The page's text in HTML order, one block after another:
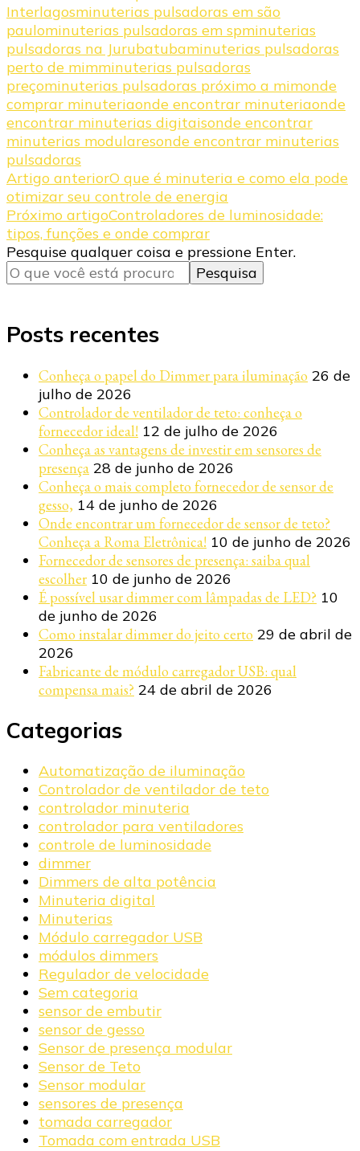
Interlagosminuterias pulsadoras em são
paulominuterias pulsadoras em spminuterias
pulsadoras na Jurubatubaminuterias pulsadoras
perto de mimminuterias pulsadoras
preçominuterias pulsadoras próximo a mimonde
comprar minuteriaonde encontrar minuteriaonde
encontrar minuterias digitaisonde encontrar
minuterias modularesonde encontrar minuterias
pulsadoras
Navegação
de
post
Artigo anteriorO que é minuteria e como ela pode
otimizar seu controle de energia
Próximo artigoControladores de luminosidade:
tipos, funções e onde comprar
Procurando
algo?
Pesquise qualquer coisa e pressione Enter.
Posts recentes
Conheça o papel do Dimmer para iluminação 26 de
julho de 2026
Controlador de ventilador de teto: conheça o
fornecedor ideal! 12 de julho de 2026
Conheça as vantagens de investir em sensores de
presença 28 de junho de 2026
Conheça o mais completo fornecedor de sensor de
gesso, 14 de junho de 2026
Onde encontrar um fornecedor de sensor de teto?
Conheça a Roma Eletrônica! 10 de junho de 2026
Fornecedor de sensores de presença: saiba qual
escolher 10 de junho de 2026
É possível usar dimmer com lâmpadas de LED? 10
de junho de 2026
Como instalar dimmer do jeito certo 29 de abril de
2026
Fabricante de módulo carregador USB: qual
compensa mais? 24 de abril de 2026
Categorias
Automatização de iluminação
Controlador de ventilador de teto
controlador minuteria
controlador para ventiladores
controle de luminosidade
dimmer
Dimmers de alta potência
Minuteria digital
Minuterias
Módulo carregador USB
módulos dimmers
Regulador de velocidade
Sem categoria
sensor de embutir
sensor de gesso
Sensor de presença modular
Sensor de Teto
Sensor modular
sensores de presença
tomada carregador
Tomada com entrada USB